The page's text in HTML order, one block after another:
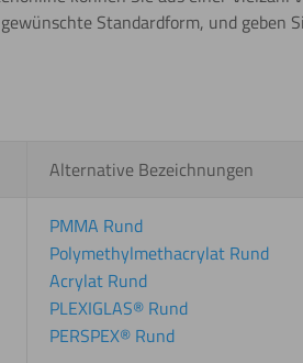
Standardform, und geben
Alternative Bezeichnungen
PMMA Rund
Polymethylmethacrylat Rund
Acrylat Rund
PLEXIGLAS® Rund
PERSPEX® Rund